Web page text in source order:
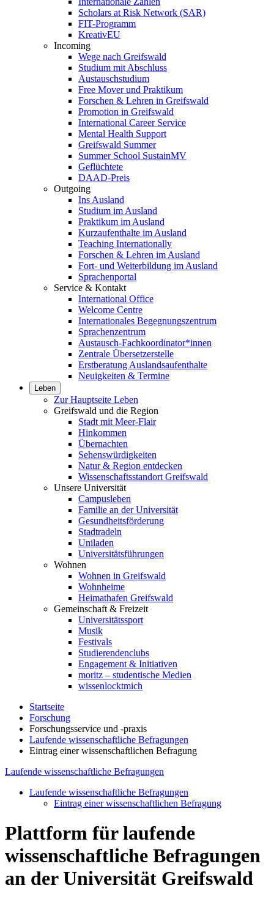
Scholars at Risk Network (SAR)
FIT-Programm
KreativEU
Incoming
Wege nach Greifswald
Studium mit Abschluss
Austauschstudium
Free Mover und Praktikum
Forschen & Lehren in Greifswald
Promotion in Greifswald
International Career Service
Mental Health Support
Greifswald Summer
Summer School SustainMV
Geflüchtete
DAAD-Preis
Outgoing
Ins Ausland
Studium im Ausland
Praktikum im Ausland
Kurzaufenthalte im Ausland
Teaching Internationally
Forschen & Lehren im Ausland
Fort- und Weiterbildung im Ausland
Sprachenportal
Service & Kontakt
International Office
Welcome Centre
Internationales Begegnungszentrum
Sprachenzentrum
Austausch-Fachkoordinator*innen
Zentrale Übersetzerstelle
Erstberatung Auslandsaufenthalte
Neuigkeiten & Termine
Leben
Zur Hauptseite Leben
Greifswald und die Region
Stadt mit Meer-Flair
Hinkommen
Übernachten
Sehenswürdigkeiten
Natur & Region entdecken
Wissenschaftsstandort Greifswald
Unsere Universität
Campusleben
Familie an der Universität
Gesundheitsförderung
Stadtradeln
Uniladen
Universitätsführungen
Wohnen
Wohnen in Greifswald
Wohnheime
Heimathafen Greifswald
Gemeinschaft & Freizeit
Universitätssport
Musik
Festivals
Studierendenclubs
Engagement & Initiativen
moritz – studentische Medien
wissenlocktmich
Startseite
Forschung
Forschungsservice und -praxis
Laufende wissenschaftliche Befragungen
Eintrag einer wissenschaftlichen Befragung
Laufende wissenschaftliche Befragungen
Laufende wissenschaftliche Befragungen
Eintrag einer wissenschaftlichen Befragung
Plattform für laufende
wissenschaftliche Befragungen
an der Universität Greifswald